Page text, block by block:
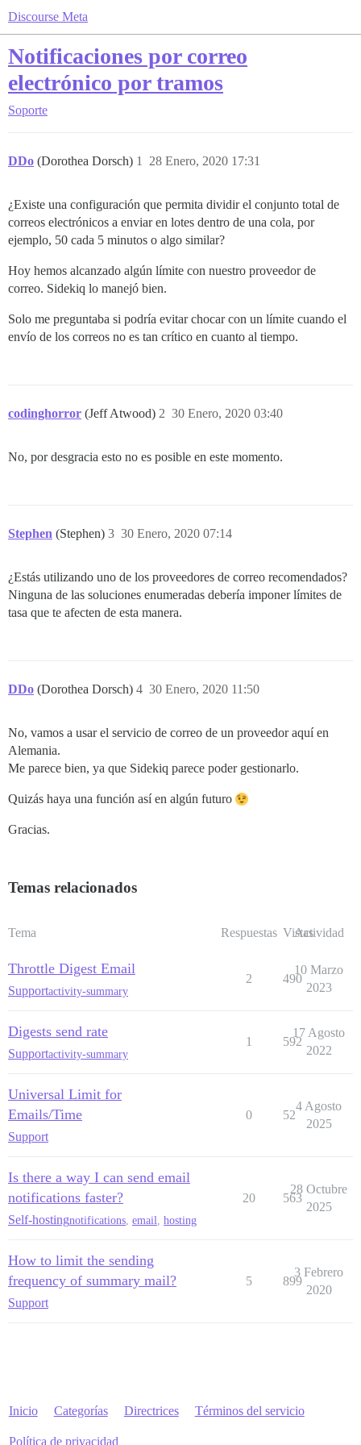
Discourse Meta
Notificaciones por correo
electrónico por tramos
Soporte
DDo (Dorothea Dorsch) 28 Enero, 2020 17:31
1
¿Existe una configuración que permita dividir el conjunto total de
correos electrónicos a enviar en lotes dentro de una cola, por
ejemplo, 50 cada 5 minutos o algo similar?
Hoy hemos alcanzado algún límite con nuestro proveedor de
correo. Sidekiq lo manejó bien.
Solo me preguntaba si podría evitar chocar con un límite cuando el
envío de los correos no es tan crítico en cuanto al tiempo.
codinghorror (Jeff Atwood) 30 Enero, 2020 03:40
2
No, por desgracia esto no es posible en este momento.
Stephen (Stephen) 30 Enero, 2020 07:14
3
¿Estás utilizando uno de los proveedores de correo recomendados?
Ninguna de las soluciones enumeradas debería imponer límites de
tasa que te afecten de esta manera.
DDo (Dorothea Dorsch) 30 Enero, 2020 11:50
4
No, vamos a usar el servicio de correo de un proveedor aquí en
Alemania.
Me parece bien, ya que Sidekiq parece poder gestionarlo.
Quizás haya una función así en algún futuro
Gracias.
Temas relacionados
Tema Respuestas Vistas
Actividad
Throttle Digest Email
Supportactivity-summary
2 490
10 Marzo
2023
Digests send rate
Supportactivity-summary
1 592
17 Agosto
2022
Universal Limit for
Emails/Time
Support
0 52
4 Agosto
2025
Is there a way I can send email
notifications faster?
Self-hostingnotifications email hosting
20 563
28 Octubre
2025
How to limit the sending
frequency of summary mail?
Support
5 899
3 Febrero
2020
Inicio Categorías Directrices Términos del servicio
Política de privacidad